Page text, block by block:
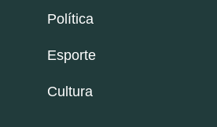
Política
Esporte
Cultura